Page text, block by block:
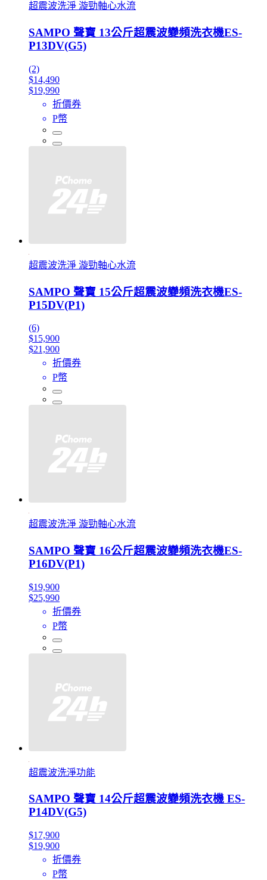
超震波洗淨 漩勁軸心水流
SAMPO 聲寶 13公斤超震波變頻洗衣機ES-
P13DV(G5)
(2)
$14,490
$19,990
折價券
P幣
超震波洗淨 漩勁軸心水流
SAMPO 聲寶 15公斤超震波變頻洗衣機ES-
P15DV(P1)
(6)
$15,900
$21,900
折價券
P幣
超震波洗淨 漩勁軸心水流
SAMPO 聲寶 16公斤超震波變頻洗衣機ES-
P16DV(P1)
$19,900
$25,990
折價券
P幣
超震波洗淨功能
SAMPO 聲寶 14公斤超震波變頻洗衣機 ES-
P14DV(G5)
$17,900
$19,900
折價券
P幣